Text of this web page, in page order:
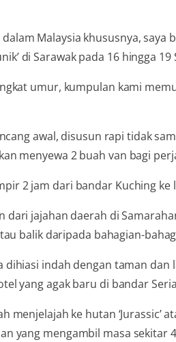
Malaysia khususnya,
di Sarawak pada 16 hingga
umur, kumpulan kami
awal, disusun rapi tidak
menyewa 2 buah van bagi
2 jam dari bandar Kuching
dari jajahan daerah di
balik daripada bahagian-
dihiasi indah dengan taman
yang agak baru di bandar
menjelajah ke hutan ‘Jurassic’
yang mengambil masa